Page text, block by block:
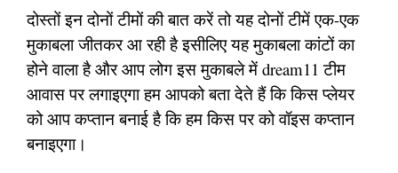
दोस्तों इन दोनों टीमों की बात करें तो यह दोनों टीमें एक-एक
मुकाबला जीतकर आ रही है इसीलिए यह मुकाबला कांटों का
होने वाला है और आप लोग इस मुकाबले में dream11 टीम
आवास पर लगाइएगा हम आपको बता देते हैं कि किस प्लेयर
को आप कप्तान बनाई है कि हम किस पर को वॉइस कप्तान
बनाइएगा।